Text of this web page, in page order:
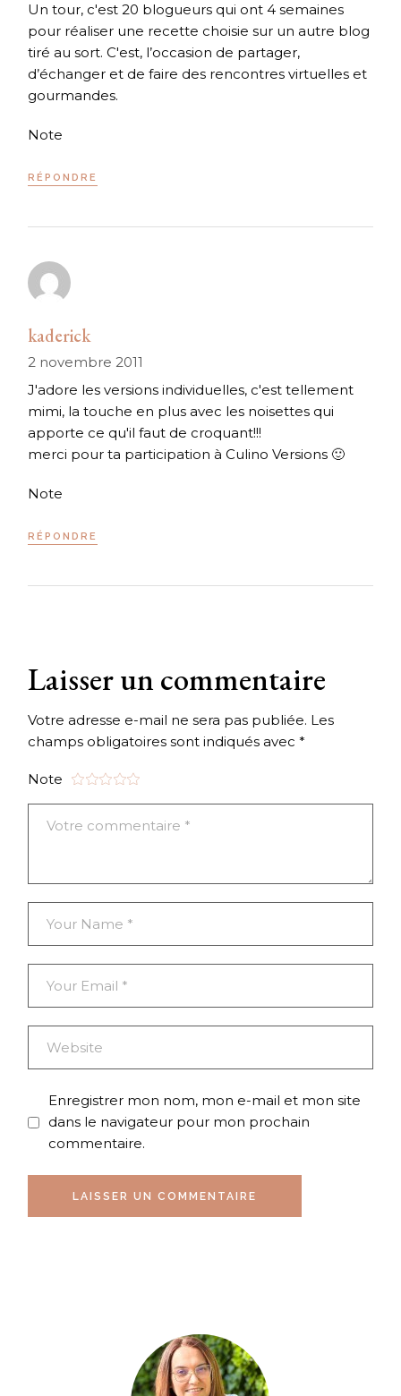
Un tour, c'est 20 blogueurs qui ont 4 semaines
pour réaliser une recette choisie sur un autre blog
tiré au sort. C'est, l’occasion de partager,
d’échanger et de faire des rencontres virtuelles et
gourmandes.
Note
RÉPONDRE
kaderick
2 novembre 2011
J'adore les versions individuelles, c'est tellement
mimi, la touche en plus avec les noisettes qui
apporte ce qu'il faut de croquant!!!
merci pour ta participation à Culino Versions 🙂
Note
RÉPONDRE
Laisser un commentaire
Votre adresse e-mail ne sera pas publiée. Les
champs obligatoires sont indiqués avec*
Note
Enregistrer mon nom, mon e-mail et mon site
dans le navigateur pour mon prochain
commentaire.
LAISSER UN COMMENTAIRE